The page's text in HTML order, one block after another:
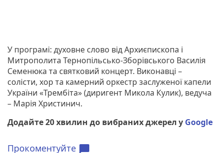
У програмі: духовне слово від Архиєпископа і
Митрополита Тернопільсько-Зборівського Василія
Семенюка та святковий концерт. Виконавці –
солісти, хор та камерний оркестр заслуженої капели
України «Трембіта» (диригент Микола Кулик), ведуча
– Марія Христинич.
Додайте 20 хвилин до вибраних джерел у Google
Прокоментуйте chat_bubble